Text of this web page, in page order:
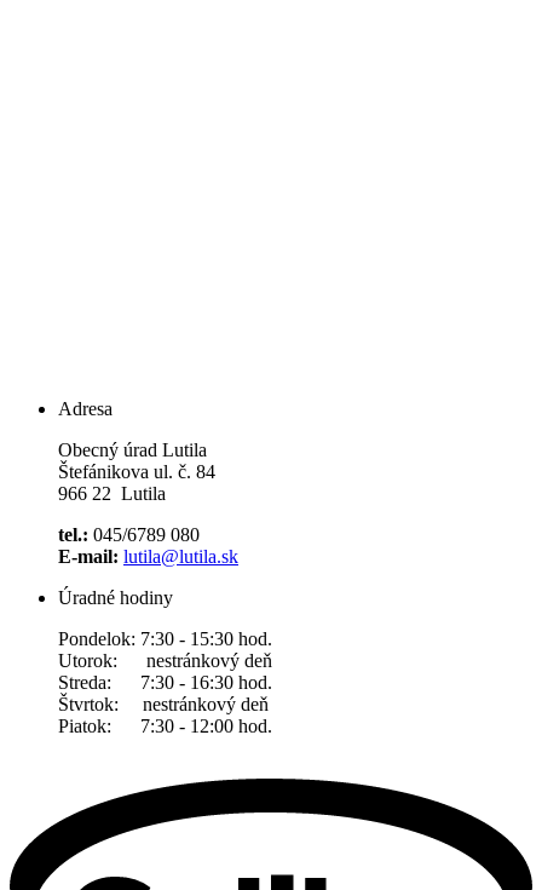
Adresa
Obecný úrad Lutila
Štefánikova ul. č. 84
966 22 Lutila
tel.: 045/6789 080
E-mail: lutila@lutila.sk
Úradné hodiny
Pondelok: 7:30 - 15:30 hod.
Utorok: nestránkový deň
Streda: 7:30 - 16:30 hod.
Štvrtok: nestránkový deň
Piatok: 7:30 - 12:00 hod.